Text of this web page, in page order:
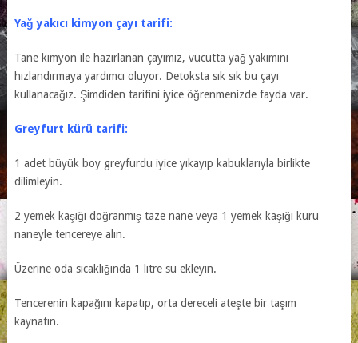
Yağ yakıcı kimyon çayı tarifi:
Tane kimyon ile hazırlanan çayımız, vücutta yağ yakımını
hızlandırmaya yardımcı oluyor. Detoksta sık sık bu çayı
kullanacağız. Şimdiden tarifini iyice öğrenmenizde fayda var.
Greyfurt kürü tarifi:
1 adet büyük boy greyfurdu iyice yıkayıp kabuklarıyla birlikte
dilimleyin.
2 yemek kaşığı doğranmış taze nane veya 1 yemek kaşığı kuru
naneyle tencereye alın.
Üzerine oda sıcaklığında 1 litre su ekleyin.
Tencerenin kapağını kapatıp, orta dereceli ateşte bir taşım
kaynatın.